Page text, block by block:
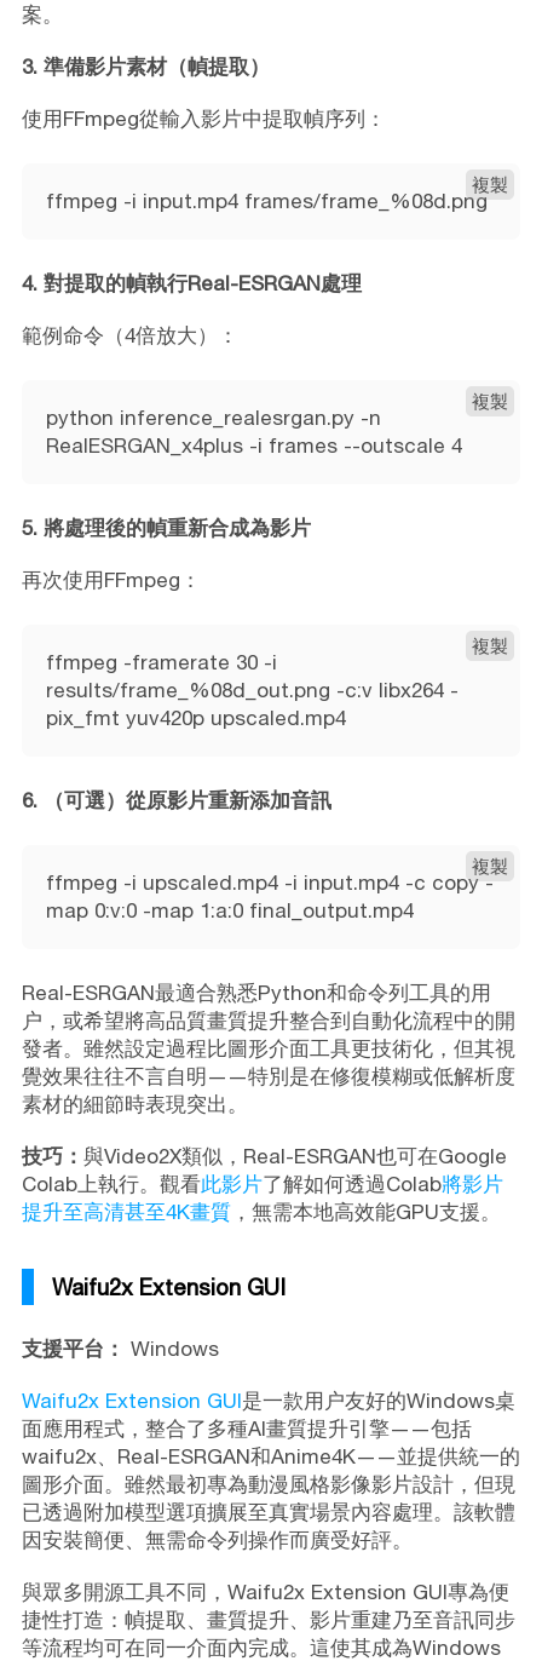
案。
3. 準備影片素材（幀提取）
使用FFmpeg從輸入影片中提取幀序列：
ffmpeg -i input.mp4 frames/frame_%08d.png
複製
4. 對提取的幀執行Real-ESRGAN處理
範例命令（4倍放大）：
python inference_realesrgan.py -n
RealESRGAN_x4plus -i frames --outscale 4
複製
5. 將處理後的幀重新合成為影片
再次使用FFmpeg：
ffmpeg -framerate 30 -i
results/frame_%08d_out.png -c:v libx264 -
pix_fmt yuv420p upscaled.mp4
複製
6. （可選）從原影片重新添加音訊
ffmpeg -i upscaled.mp4 -i input.mp4 -c copy -
map 0:v:0 -map 1:a:0 final_output.mp4
複製
Real-ESRGAN最適合熟悉Python和命令列工具的用
户，或希望將高品質畫質提升整合到自動化流程中的開
發者。雖然設定過程比圖形介面工具更技術化，但其視
覺效果往往不言自明——特別是在修復模糊或低解析度
素材的細節時表現突出。
技巧： 與Video2X類似，Real-ESRGAN也可在Google
Colab上執行。觀看此影片了解如何透過Colab將影片
提升至高清甚至4K畫質，無需本地高效能GPU支援。
Waifu2x Extension GUI
支援平台： Windows
Waifu2x Extension GUI是一款用户友好的Windows桌
面應用程式，整合了多種AI畫質提升引擎——包括
waifu2x、Real-ESRGAN和Anime4K——並提供統一的
圖形介面。雖然最初專為動漫風格影像影片設計，但現
已透過附加模型選項擴展至真實場景內容處理。該軟體
因安裝簡便、無需命令列操作而廣受好評。
與眾多開源工具不同，Waifu2x Extension GUI專為便
捷性打造：幀提取、畫質提升、影片重建乃至音訊同步
等流程均可在同一介面內完成。這使其成為Windows